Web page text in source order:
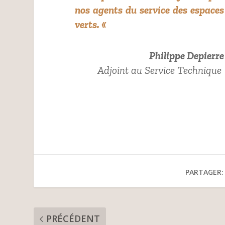
nos agents du service des espaces
verts.«
Philippe Depierre
Adjoint au Service Technique
PARTAGER:
PRÉCÉDENT